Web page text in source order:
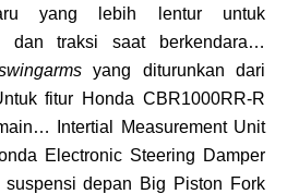
yang lebih lentur untuk
dan traksi saat berkendara…
yang diturunkan dari
fitur Honda CBR1000RR-R
Intertial Measurement Unit
Electronic Steering Damper
suspensi depan Big Piston Fork